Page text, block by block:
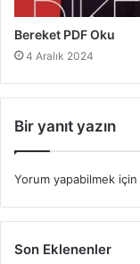
Bereket PDF Oku
4 Aralık 2024
Bir yanıt yazın
Yorum yapabilmek için
Son Eklenenler